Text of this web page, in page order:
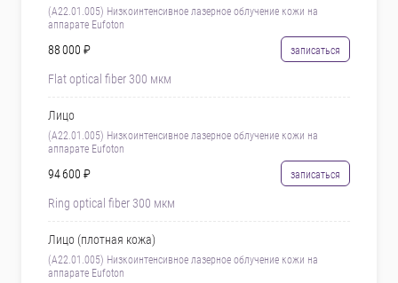
(A22.01.005) Низкоинтенсивное лазерное облучение кожи на
аппарате Eufoton
88 000 ₽ записаться
Flat optical fiber 300 мкм
Лицо
(A22.01.005) Низкоинтенсивное лазерное облучение кожи на
аппарате Eufoton
94 600 ₽ записаться
Ring optical fiber 300 мкм
Лицо (плотная кожа)
(A22.01.005) Низкоинтенсивное лазерное облучение кожи на
аппарате Eufoton